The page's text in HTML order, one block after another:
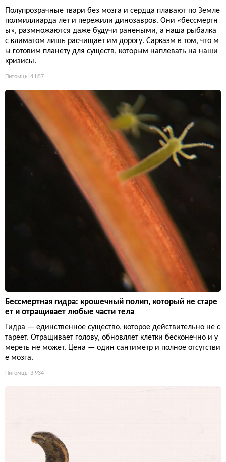
Полупрозрачные твари без мозга и сердца плавают по Земле
полмиллиарда лет и пережили динозавров. Они «бессмертн
ы», размножаются даже будучи ранеными, а наша рыбалка
с климатом лишь расчищает им дорогу. Сарказм в том, что м
ы готовим планету для существ, которым наплевать на наши
кризисы.
Питомцы 4 857
Бессмертная гидра: крошечный полип, который не старе
ет и отращивает любые части тела
Гидра — единственное существо, которое действительно не с
тареет. Отращивает голову, обновляет клетки бесконечно и у
мереть не может. Цена — один сантиметр и полное отсутстви
е мозга.
Питомцы 3 934